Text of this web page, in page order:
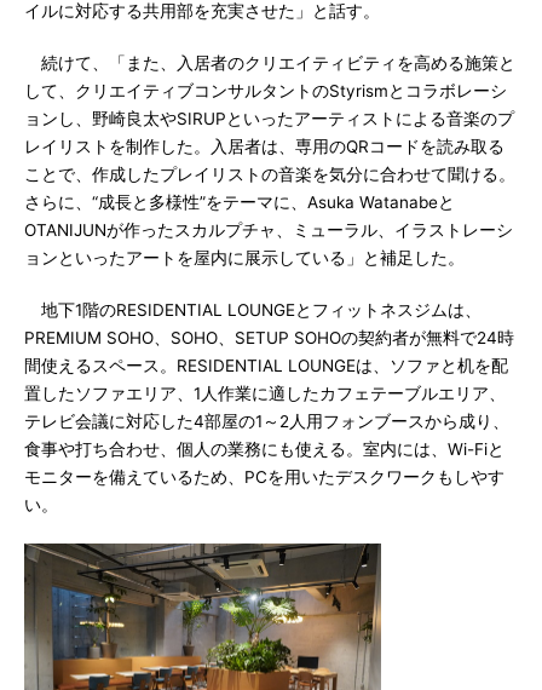
イルに対応する共用部を充実させた」と話す。
続けて、「また、入居者のクリエイティビティを高める施策と
して、クリエイティブコンサルタントのStyrismとコラボレーシ
ョンし、野崎良太やSIRUPといったアーティストによる音楽のプ
レイリストを制作した。入居者は、専用のQRコードを読み取る
ことで、作成したプレイリストの音楽を気分に合わせて聞ける。
さらに、“成長と多様性”をテーマに、Asuka Watanabeと
OTANIJUNが作ったスカルプチャ、ミューラル、イラストレーシ
ョンといったアートを屋内に展示している」と補足した。
地下1階のRESIDENTIAL LOUNGEとフィットネスジムは、
PREMIUM SOHO、SOHO、SETUP SOHOの契約者が無料で24時
間使えるスペース。RESIDENTIAL LOUNGEは、ソファと机を配
置したソファエリア、1人作業に適したカフェテーブルエリア、
テレビ会議に対応した4部屋の1～2人用フォンブースから成り、
食事や打ち合わせ、個人の業務にも使える。室内には、Wi-Fiと
モニターを備えているため、PCを用いたデスクワークもしやす
い。